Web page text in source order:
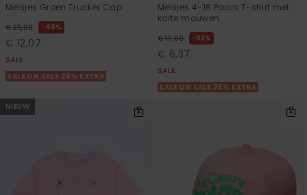
Meisjes Groen Trucker Cap
€ 23,00 48%
€ 12,07
SALE
SALE ON SALE 25% EXTRA
Meisjes 4-16 Paars T-shirt met
korte mouwen
€ 17,00 63%
€ 6,37
SALE
SALE ON SALE 25% EXTRA
NIEUW